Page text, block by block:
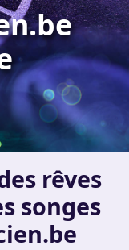
rêves
songes